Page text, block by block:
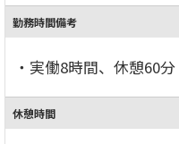
勤務時間備考
・実働8時間、休憩60分
休憩時間